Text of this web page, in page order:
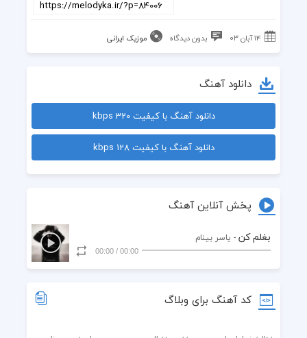
۱۴ آبان ۰۳ بدون دیدگاه موزیک ایرانی
دانلود آهنگ
دانلود آهنگ با کیفیت 320 kbps
دانلود آهنگ با کیفیت 128 kbps
پخش آنلاین آهنگ
بغلم کن - یاسر بینام
00:00
/
00:00
کد آهنگ برای وبلاگ